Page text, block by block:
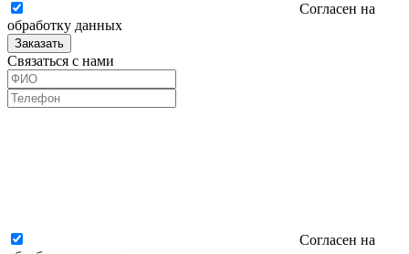
Согласен на
обработку данных
Заказать
Связаться с нами
Согласен на